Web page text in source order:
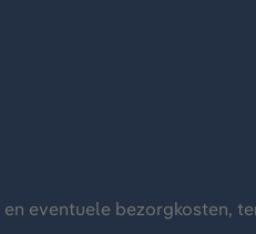
en eventuele bezorgkosten,